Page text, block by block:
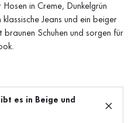
in Creme, Dunkelgrün
Jeans und ein beiger
Schuhen und sorgen für
es in Beige und